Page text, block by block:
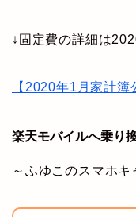
↓固定費の詳細は
【2020年1月家計
楽天モバイルへ乗り
～ふゆこのスマホキ